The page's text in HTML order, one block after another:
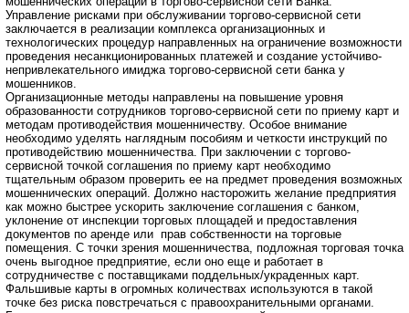
Управление рисками при обслуживании торгово-сервисной сети
заключается в реализации комплекса организационных и
технологических процедур направленных на ограничение возможности
проведения несанкционированных платежей и создание устойчиво-
непривлекательного имиджа торгово-сервисной сети банка у
мошенников.
Организационные методы направлены на повышение уровня
образованности сотрудников торгово-сервисной сети по приему карт и
методам противодействия мошенничеству. Особое внимание
необходимо уделять наглядным пособиям и четкости инструкций по
противодействию мошенничества. При заключении с торгово-
сервисной точкой соглашения по приему карт необходимо
тщательным образом проверить ее на предмет проведения возможных
мошеннических операций. Должно насторожить желание предприятия
как можно быстрее ускорить заключение соглашения с банком,
уклонение от инспекции торговых площадей и предоставления
документов по аренде или прав собственности на торговые
помещения. С точки зрения мошенничества, подложная торговая точка
очень выгодное предприятие, если оно еще и работает в
сотрудничестве с поставщиками поддельных/украденных карт.
Фальшивые карты в огромных количествах используются в такой
точке без риска повстречаться с правоохранительными органами.